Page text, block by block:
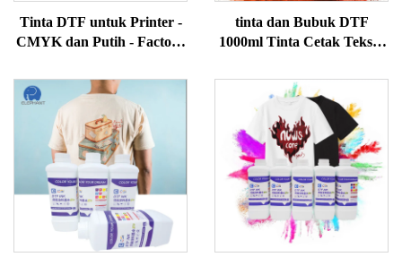
Tinta DTF untuk Printer -
CMYK dan Putih - Factory
tinta dan Bubuk DTF
1000ml Tinta Cetak Tekstil
Film DTF Epson I3200 4720